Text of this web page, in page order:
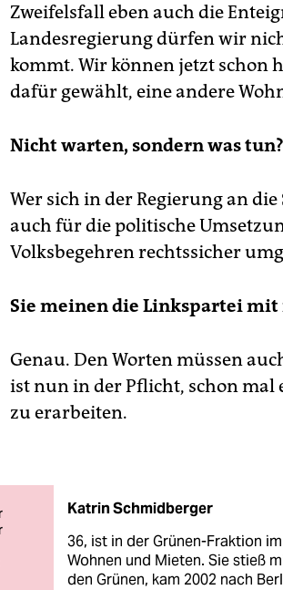
Zweifelsfall eben auch die
Landesregierung dürfen wir
kommt. Wir können jetzt schon
dafür gewählt, eine andere
Nicht warten, sondern was tun?
Wer sich in der Regierung an
auch für die politische
Volksbegehren rechtssicher
Sie meinen die Linkspartei mit
Genau. Den Worten müssen
ist nun in der Pflicht, schon mal
zu erarbeiten.
Katrin Schmidberger
36, ist in der Grünen-Fraktion
Wohnen und Mieten. Sie stieß
den Grünen, kam 2002 nach